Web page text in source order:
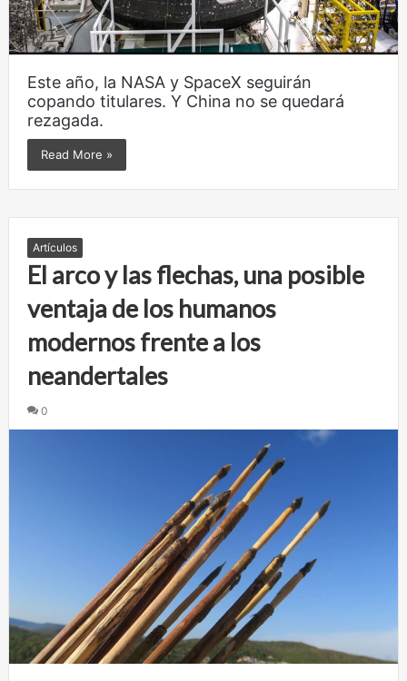
Este año, la NASA y SpaceX seguirán
copando titulares. Y China no se quedará
rezagada.
Read More »
Artículos
El arco y las flechas, una posible
ventaja de los humanos
modernos frente a los
neandertales
0